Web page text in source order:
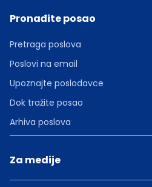
Pronađite posao
Pretraga poslova
Poslovi na email
Upoznajte poslodavce
Dok tražite posao
Arhiva poslova
Za medije